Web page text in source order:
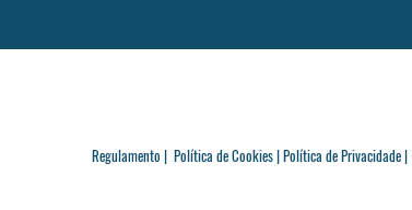
Regulamento | Política de Cookies |Política de Privacidade |